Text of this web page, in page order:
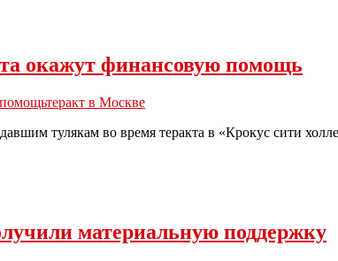
окажут финансовую помощь
теракт в Москве
тулякам во время теракта в «Крокус сити
материальную поддержку